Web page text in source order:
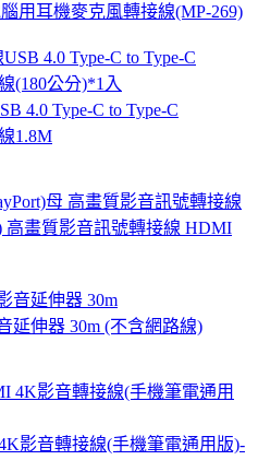
用耳機麥克風轉接線(MP-269)
4.0 Type-C to Type-C
1.8M
高畫質影音訊號轉接線 HDMI
延伸器 30m (不含網路線)
影音轉接線(手機筆電通用版)-